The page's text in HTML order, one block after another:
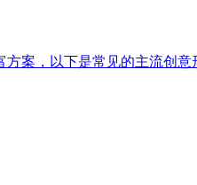
案，以下是常见的主流创意